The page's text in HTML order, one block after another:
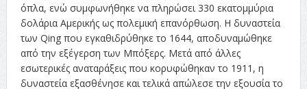
όπλα, ενώ συμφωνήθηκε να πληρώσει 330 εκατομμύρια
δολάρια Αμερικής ως πολεμική επανόρθωση. Η δυναστεία
των Qing που εγκαθιδρύθηκε το 1644, αποδυναμώθηκε
από την εξέγερση των Μπόξερς. Μετά από άλλες
εσωτερικές αναταράξεις που κορυφώθηκαν το 1911, η
δυναστεία εξασθένησε και τελικά απώλεσε την εξουσία το